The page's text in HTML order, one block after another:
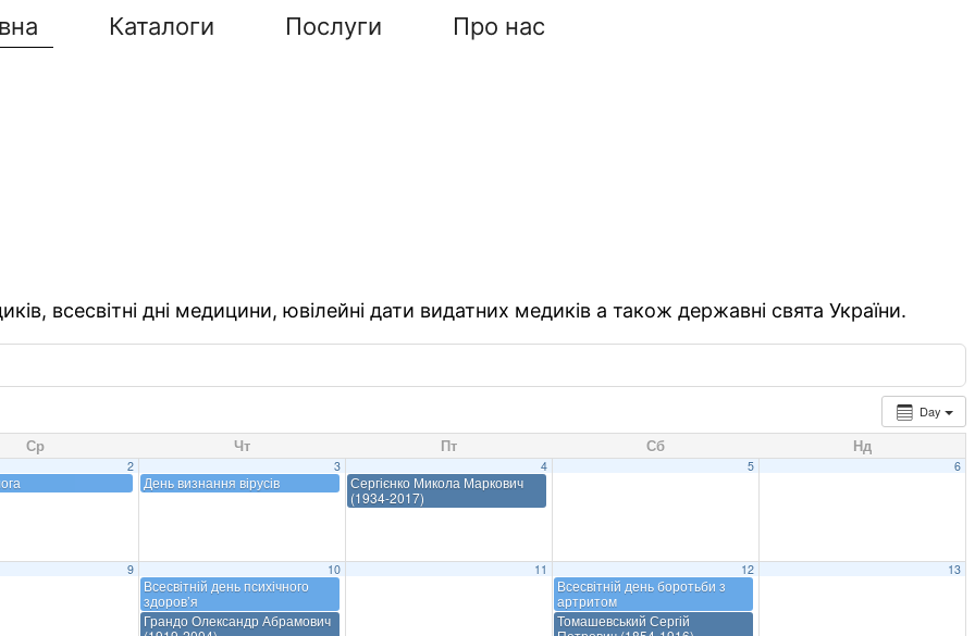
Каталоги Послуги Про нас
всесвітні дні медицини, ювілейні дати видатних медиків а також державні свята України.
Day
Ср Чт Пт Сб Нд
2 3
День визнання вірусів
4
Сергієнко Микола Маркович
(1934-2017)
5 6
9 10
Всесвітній день психічного
здоров’я
Грандо Олександр Абрамович
11 12
Всесвітній день боротьби з
артритом
Томашевський Сергій
13